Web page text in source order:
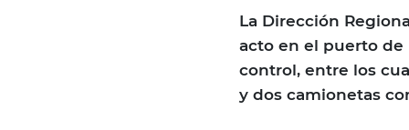
La Dirección
acto en el puerto
control, entre los
y dos camionetas